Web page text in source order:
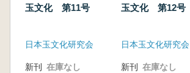
玉文化 第11号
日本玉文化研究会
新刊 在庫なし
玉文化 第12号
日本玉文化研究会
新刊 在庫なし